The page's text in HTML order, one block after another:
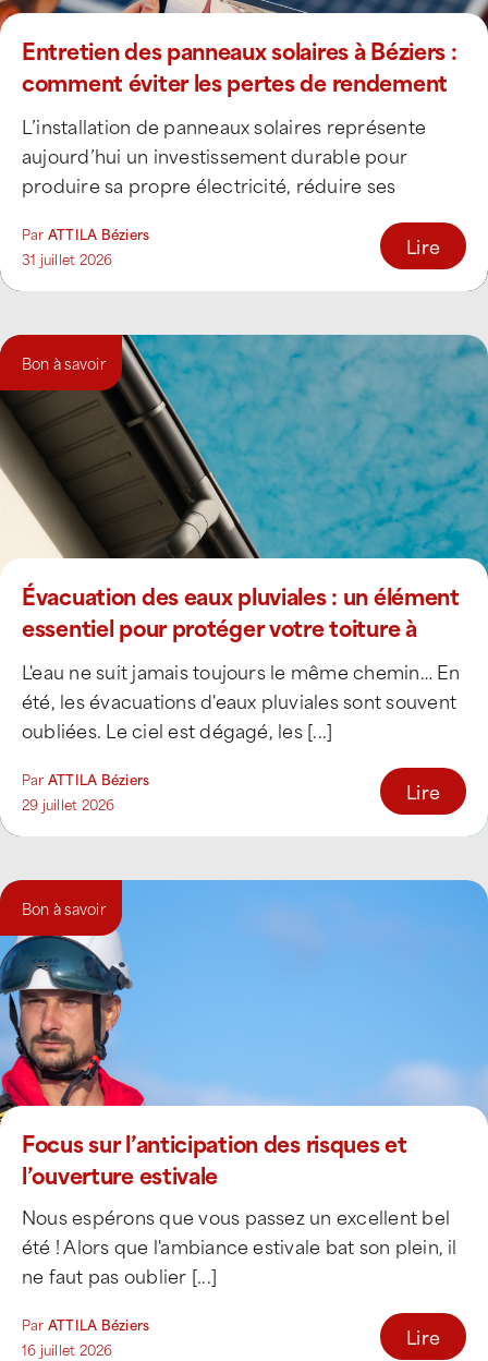
Entretien des panneaux solaires à Béziers :
comment éviter les pertes de rendement
de votre installation photovoltaïque ?
L’installation de panneaux solaires représente
aujourd’hui un investissement durable pour
produire sa propre électricité, réduire ses
à [...]
Par ATTILA Béziers
31 juillet 2026
Lire
Bon à savoir
Évacuation des eaux pluviales : un élément
essentiel pour protéger votre toiture à
Béziers
L'eau ne suit jamais toujours le même chemin… En
été, les évacuations d'eaux pluviales sont souvent
oubliées. Le ciel est dégagé, les [...]
Par ATTILA Béziers
29 juillet 2026
Lire
Bon à savoir
Focus sur l’anticipation des risques et
l’ouverture estivale
Nous espérons que vous passez un excellent bel
été ! Alors que l'ambiance estivale bat son plein, il
ne faut pas oublier [...]
Par ATTILA Béziers
16 juillet 2026
Lire